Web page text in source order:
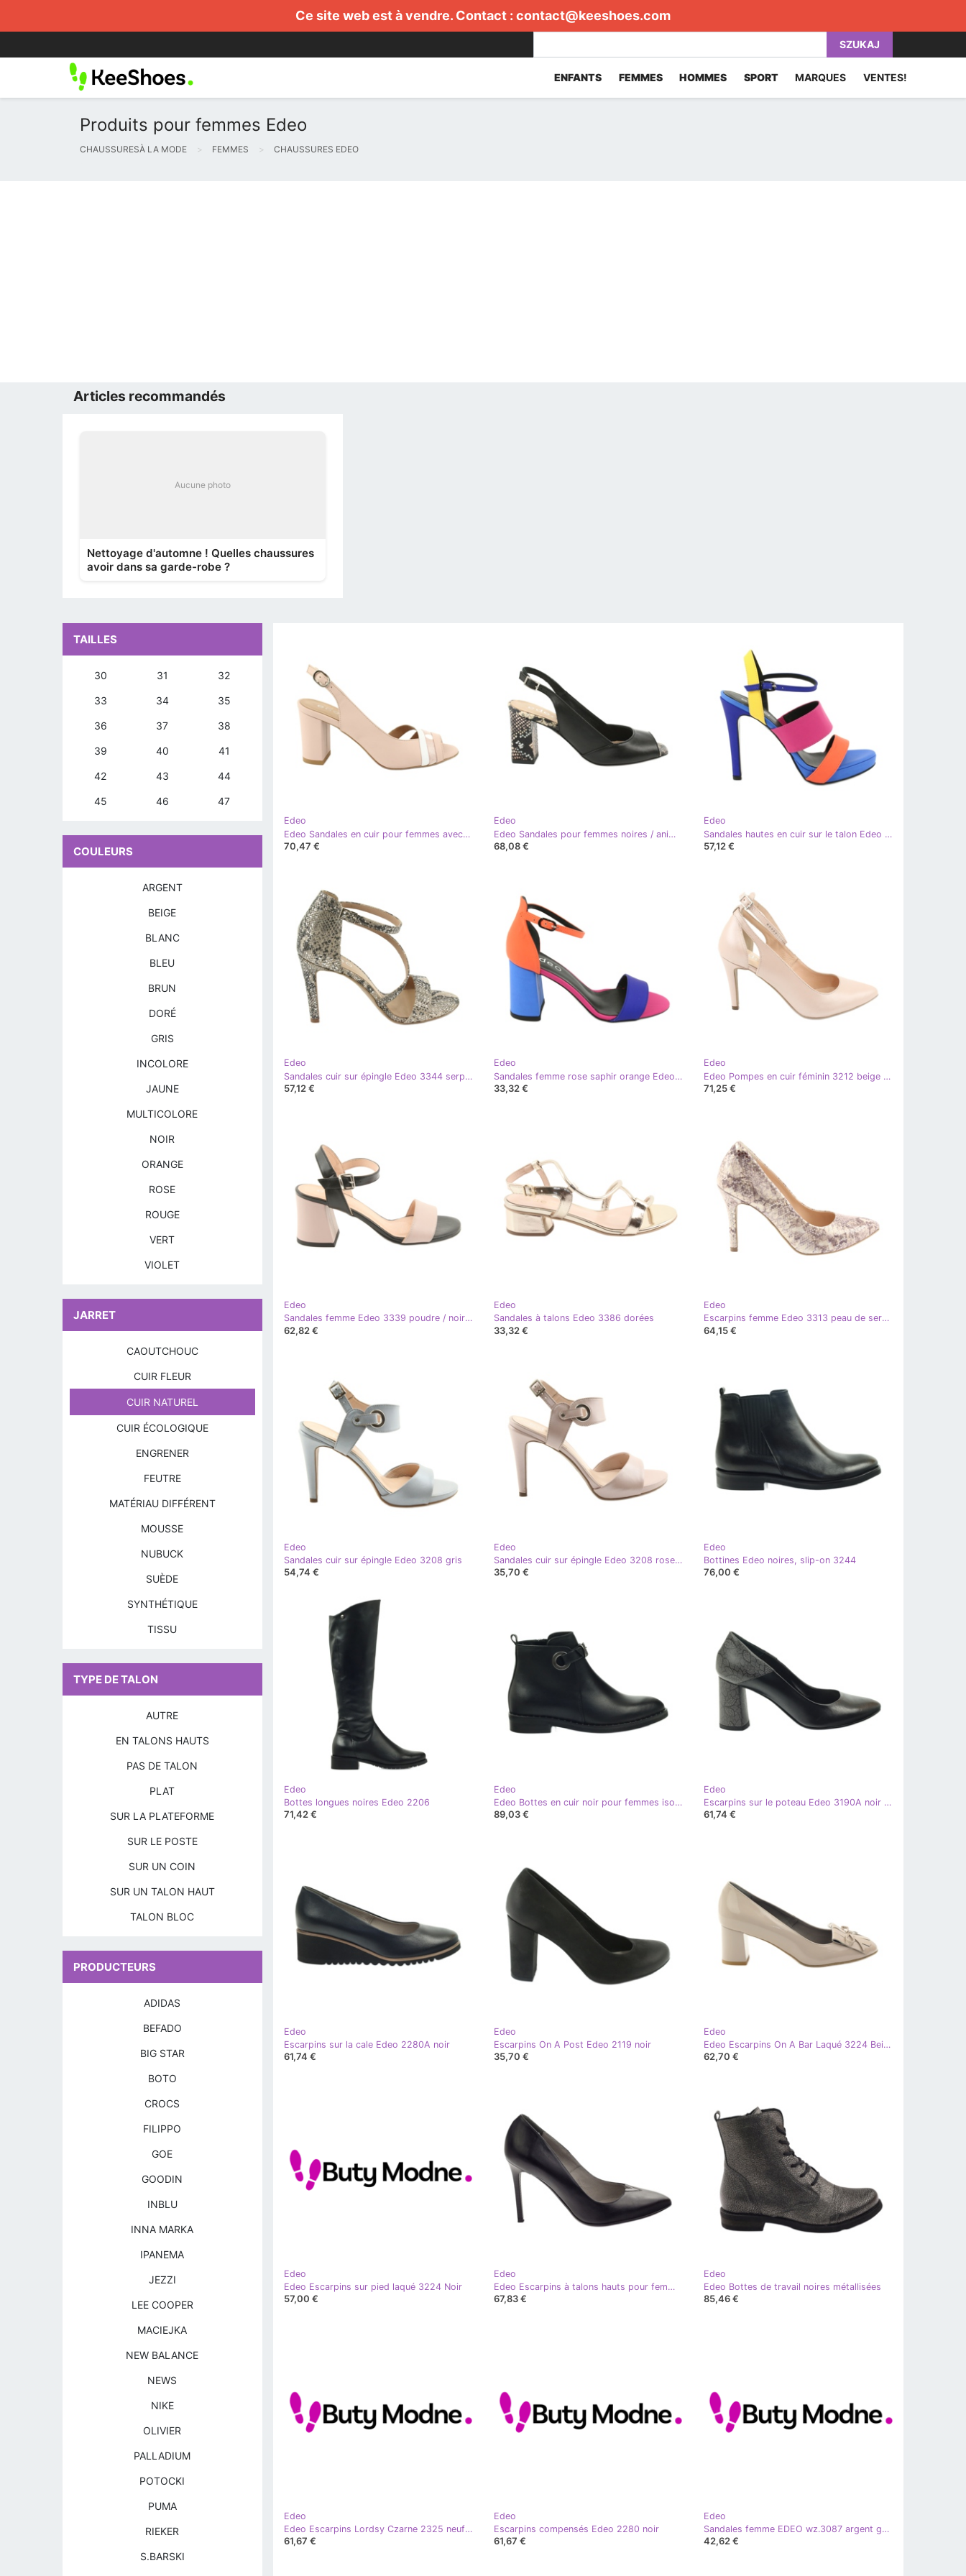
Ce site web est à vendre. Contact : contact@keeshoes.com
SZUKAJ
ENFANTS FEMMES HOMMES SPORT MARQUES VENTES!
Produits pour femmes Edeo
CHAUSSURESÀ LA MODE FEMMES CHAUSSURES EDEO
Articles recommandés
Aucune photo
Nettoyage d'automne ! Quelles chaussures
avoir dans sa garde-robe ?
Edeo
Edeo Sandales en cuir pour femmes avec roses / beige / blanc 3505
70,47 €
Edeo
Edeo Sandales pour femmes noires / animaux 3499A-1193
68,08 €
Edeo
Sandales hautes en cuir sur le talon Edeo 3338 bleu orange rose jaune
57,12 €
Edeo
Sandales cuir sur épingle Edeo 3344 serpent / beige gris
57,12 €
Edeo
Sandales femme rose saphir orange Edeo 3367 bleu
33,32 €
Edeo
Edeo Pompes en cuir féminin 3212 beige / perle avec zircons
71,25 €
Edeo
Sandales femme Edeo 3339 poudre / noir rose
62,82 €
Edeo
Sandales à talons Edeo 3386 dorées
33,32 €
Edeo
Escarpins femme Edeo 3313 peau de serpent beige doré
64,15 €
Edeo
Sandales cuir sur épingle Edeo 3208 gris
54,74 €
Edeo
Sandales cuir sur épingle Edeo 3208 rose poudré
35,70 €
Edeo
Bottines Edeo noires, slip-on 3244
76,00 €
Edeo
Bottes longues noires Edeo 2206
71,42 €
Edeo
Edeo Bottes en cuir noir pour femmes isolées avec Polar 3243
89,03 €
Edeo
Escarpins sur le poteau Edeo 3190A noir gris
61,74 €
Edeo
Escarpins sur la cale Edeo 2280A noir
61,74 €
Edeo
Escarpins On A Post Edeo 2119 noir
35,70 €
Edeo
Edeo Escarpins On A Bar Laqué 3224 Beige
62,70 €
Edeo
Edeo Escarpins sur pied laqué 3224 Noir
57,00 €
Edeo
Edeo Escarpins à talons hauts pour femmes 3180 noir
67,83 €
Edeo
Edeo Bottes de travail noires métallisées
85,46 €
Edeo
Edeo Escarpins Lordsy Czarne 2325 neufs noir gris
61,67 €
Edeo
Escarpins compensés Edeo 2280 noir
61,67 €
Edeo
Sandales femme EDEO wz.3087 argent gris
42,62 €
TAILLES
30 31 32
33 34 35
36 37 38
39 40 41
42 43 44
45 46 47
COULEURS
ARGENT
BEIGE
BLANC
BLEU
BRUN
DORÉ
GRIS
INCOLORE
JAUNE
MULTICOLORE
NOIR
ORANGE
ROSE
ROUGE
VERT
VIOLET
JARRET
CAOUTCHOUC
CUIR FLEUR
CUIR NATUREL
CUIR ÉCOLOGIQUE
ENGRENER
FEUTRE
MATÉRIAU DIFFÉRENT
MOUSSE
NUBUCK
SUÈDE
SYNTHÉTIQUE
TISSU
TYPE DE TALON
AUTRE
EN TALONS HAUTS
PAS DE TALON
PLAT
SUR LA PLATEFORME
SUR LE POSTE
SUR UN COIN
SUR UN TALON HAUT
TALON BLOC
PRODUCTEURS
ADIDAS
BEFADO
BIG STAR
BOTO
CROCS
FILIPPO
GOE
GOODIN
INBLU
INNA MARKA
IPANEMA
JEZZI
LEE COOPER
MACIEJKA
NEW BALANCE
NEWS
NIKE
OLIVIER
PALLADIUM
POTOCKI
PUMA
RIEKER
S.BARSKI